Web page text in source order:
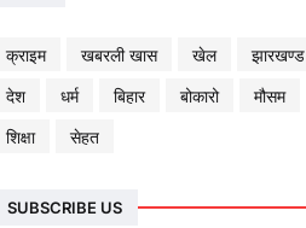
क्राइम खबरली खास खेल
झारखण्ड
देश
धर्म बिहार बोकारो
मौसम
शिक्षा
सेहत
SUBSCRIBE US